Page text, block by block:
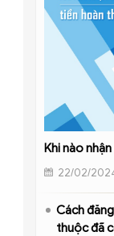
Khi nào
22/02/
Cách
thuộc đã